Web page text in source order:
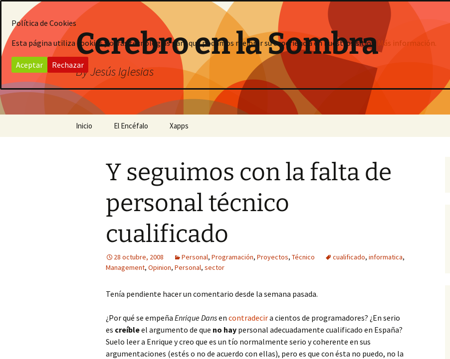
contenido
Cerebro en la Sombra
By Jesús Iglesias
Inicio El Encéfalo Xapps
Y seguimos con la falta de
personal técnico
cualificado
28 octubre, 2008 Personal, Programación, Proyectos, Técnico cualificado, informatica,
Management, Opinion, Personal, sector
Tenía pendiente hacer un comentario desde la semana pasada.
¿Por qué se empeña Enrique Dansen contradecira cientos de programadores? ¿En serio
es creíbleel argumento de que no hay personal adecuadamente cualificado en España?
Suelo leer a Enrique y creo que es un tío normalmente serio y coherente en sus
argumentaciones (estés o no de acuerdo con ellas), pero es que con ésta no puedo, no la
Política de Cookies
Esta página utiliza cookies y otras tecnologías para que podamos mejorar su experiencia en nuestros sitios: Más información.
Aceptar Rechazar